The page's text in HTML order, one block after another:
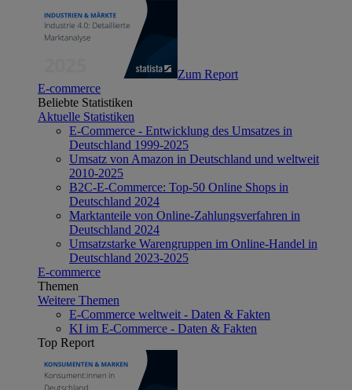
Zum Report
E-commerce
Beliebte Statistiken
Aktuelle Statistiken
E-Commerce - Entwicklung des Umsatzes in
Deutschland 1999-2025
Umsatz von Amazon in Deutschland und weltweit
2010-2025
B2C-E-Commerce: Top-50 Online Shops in
Deutschland 2024
Marktanteile von Online-Zahlungsverfahren in
Deutschland 2024
Umsatzstarke Warengruppen im Online-Handel in
Deutschland 2023-2025
E-commerce
Themen
Weitere Themen
E-Commerce weltweit - Daten & Fakten
KI im E-Commerce - Daten & Fakten
Top Report